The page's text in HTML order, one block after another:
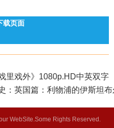
载页面
里戏外》1080p.HD中英双字
：英国篇：利物浦的伊斯坦
WebSite.Some Rights Reserved.